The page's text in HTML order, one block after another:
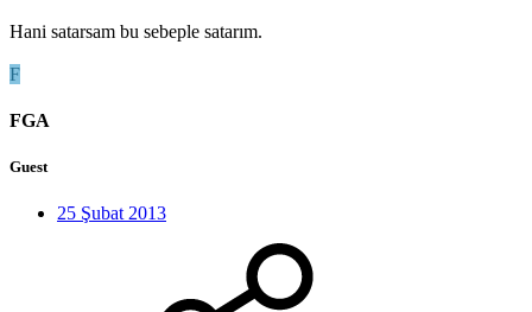
Hani satarsam bu sebeple satarım.
F
FGA
Guest
25 Şubat 2013